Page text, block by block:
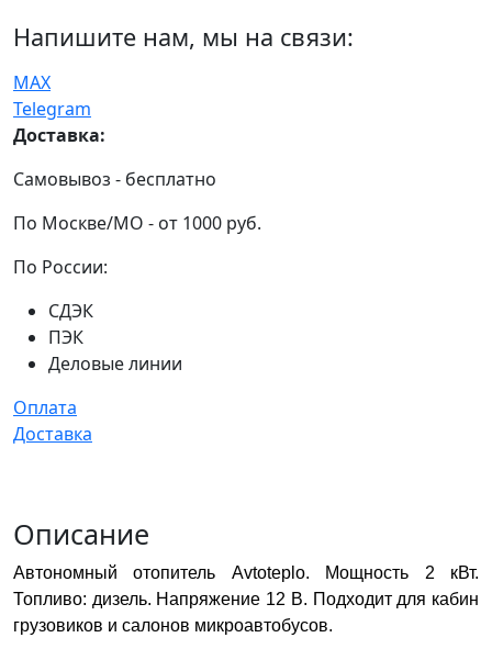
Напишите нам, мы на связи:
MAX
Telegram
Доставка:
Самовывоз - бесплатно
По Москве/МО - от 1000 руб.
По России:
СДЭК
ПЭК
Деловые линии
Оплата
Доставка
Описание
Автономный отопитель Avtoteplo. Мощность 2 кВт.
Топливо: дизель. Напряжение 12 В. Подходит для кабин
грузовиков и салонов микроавтобусов.